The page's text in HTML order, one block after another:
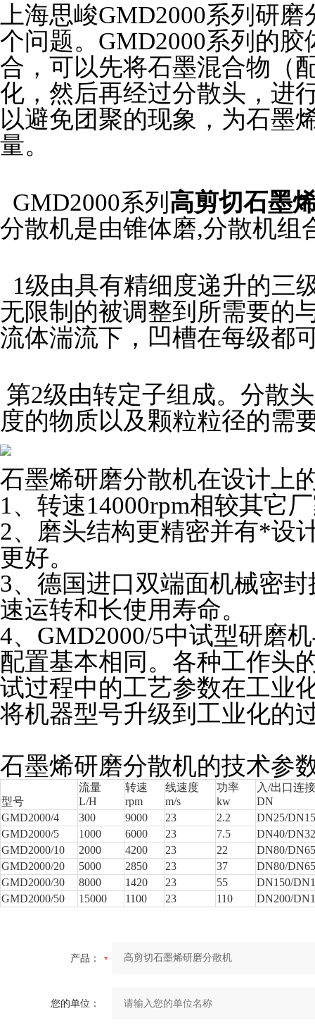
上海思峻GMD2000系列研
个问题。GMD2000系列的
合，可以先将石墨混合物（
化，然后再经过分散头，进
以避免团聚的现象，为石墨
量。
GMD2000系列 高剪切石墨
分散机是由锥体磨,分散机组
1级由具有精细度递升的三
无限制的被调整到所需要的
流体湍流下，凹槽在每级都
第2级由转定子组成。分散
度的物质以及颗粒粒径的需
石墨烯研磨分散机在设计上
1、转速14000rpm相较其它
2、磨头结构更精密并有*设
更好。
3、德国进口双端面机械密
速运转和长使用寿命。
4、GMD2000/5中试型研磨
配置基本相同。各种工作头
试过程中的工艺参数在工业
将机器型号升级到工业化的
石墨烯研磨分散机的技术参
型号
流量
L/H
转速
rpm
线速度
m/s
功率
kw
入/出口连接
DN
GMD2000/4
300 9000 23 2.2
DN25/DN15
GMD2000/5
1000 6000 23 7.5
DN40/DN32
GMD2000/10
2000 4200 23 22
DN80/DN65
GMD2000/20
5000 2850 23 37
DN80/DN65
GMD2000/30
8000 1420 23 55
DN150/
GMD2000/50
15000 1100 23 110 DN200/
产品：
您的单位：